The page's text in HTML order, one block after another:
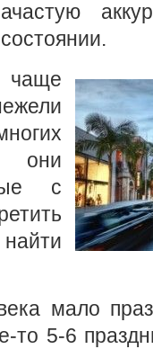
они
с
мало
то 5-6